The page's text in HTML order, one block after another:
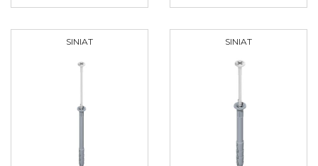
SINIAT SINIAT